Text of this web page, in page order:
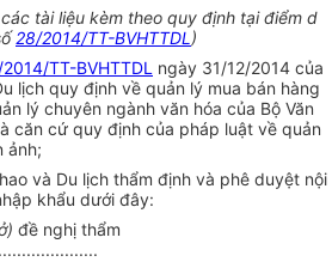
tài liệu kèm theo quy định tại điểm d
28/2014/TT-BVHTTDL )
TT-BVHTTDL ngày 31/12/2014 của
lịch quy định về quản lý mua bán hàng
lý chuyên ngành văn hóa của Bộ Văn
căn cứ quy định của pháp luật về quản
ảnh;
và Du lịch thẩm định và phê duyệt nội
khẩu dưới đây:
đề nghị thẩm